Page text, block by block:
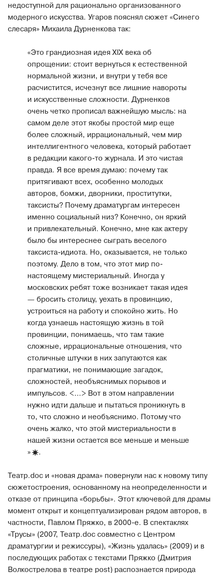
недоступной для рационально организованного
модерного искусства. Угаров пояснял сюжет «Синего
слесаря» Михаила Дурненкова так:
«Это грандиозная идея XIX века об
опрощении: стоит вернуться к естественной
нормальной жизни, и внутри у тебя все
расчистится, исчезнут все лишние навороты
и искусственные сложности. Дурненков
очень четко прописал важнейшую мысль: на
самом деле этот якобы простой мир еще
более сложный, иррациональный, чем мир
интеллигентного человека, который работает
в редакции какого-то журнала. И это чистая
правда. Я все время думаю: почему так
притягивают всех, особенно молодых
авторов, бомжи, дворники, проститутки,
таксисты? Почему драматургам интересен
именно социальный низ? Конечно, он яркий
и привлекательный. Конечно, мне как актеру
было бы интереснее сыграть веселого
таксиста-идиота. Но, оказывается, не только
поэтому. Дело в том, что этот мир по-
настоящему мистериальный. Иногда у
московских ребят тоже возникает такая идея
— бросить столицу, уехать в провинцию,
устроиться на работу и спокойно жить. Но
когда узнаешь настоящую жизнь в той
провинции, понимаешь, что там такие
сложные, иррациональные отношения, что
столичные штучки в них запутаются как
прагматики, не понимающие загадок,
сложностей, необъяснимых порывов и
импульсов. <…> Вот в этом направлении
нужно идти дальше и пытаться проникнуть в
то, что сложно и необъяснимо. Потому что
очень жалко, что этой мистериальности в
нашей жизни остается все меньше и меньше
»
.
Театр.doc и «новая драма» повернули нас к новому типу
сюжетостроения, основанному на неопределенности и
отказе от принципа «борьбы». Этот ключевой для драмы
момент открыт и концептуализирован рядом авторов, в
частности, Павлом Пряжко, в 2000-е. В спектаклях
«Трусы» (2007, Театр.doc совместно с Центром
драматургии и режиссуры), «Жизнь удалась» (2009) и в
последующих работах с текстами Пряжко (Дмитрия
Волкострелова в театре post) распознается природа